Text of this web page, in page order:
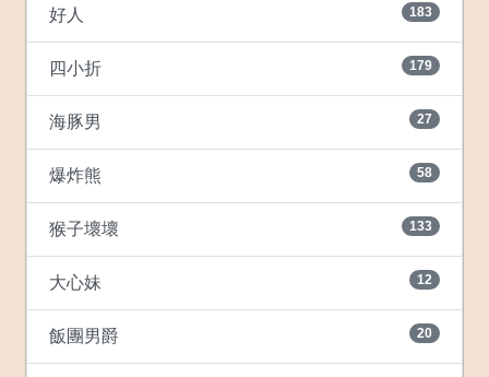
好人 183
四小折 179
海豚男 27
爆炸熊 58
猴子壞壞 133
大心妹 12
飯團男爵 20